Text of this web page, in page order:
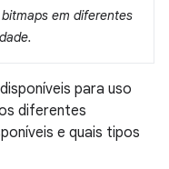
em diferentes
para uso
diferentes
e quais tipos